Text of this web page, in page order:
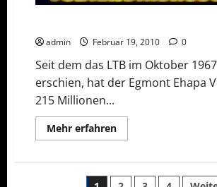
admin Februar 19, 2010 0
Seit dem das LTB im Oktober
erschien, hat der Egmont Ehapa
215 Millionen...
Mehr erfahrenMehr
Informationen
der